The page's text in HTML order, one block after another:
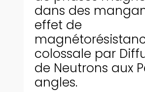
dans des
effet de
colossale par
de Neutrons aux
angles.